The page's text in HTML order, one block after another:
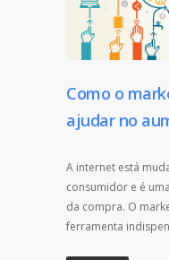
Como o
ajudar no
A internet está
consumidor e é
da compra. O
ferramenta